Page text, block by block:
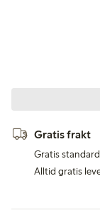
Gratis frakt
Gratis
Alltid gratis